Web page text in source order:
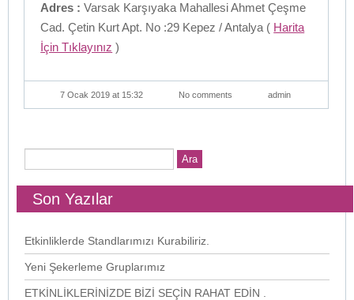
Adres : Varsak Karşıyaka Mahallesi Ahmet Çeşme
Cad. Çetin Kurt Apt. No :29 Kepez / Antalya ( Harita
İçin Tıklayınız )
7 Ocak 2019 at 15:32 No comments admin
Son Yazılar
Etkinliklerde Standlarımızı Kurabiliriz.
Yeni Şekerleme Gruplarımız
ETKİNLİKLERİNİZDE BİZİ SEÇİN RAHAT EDİN .